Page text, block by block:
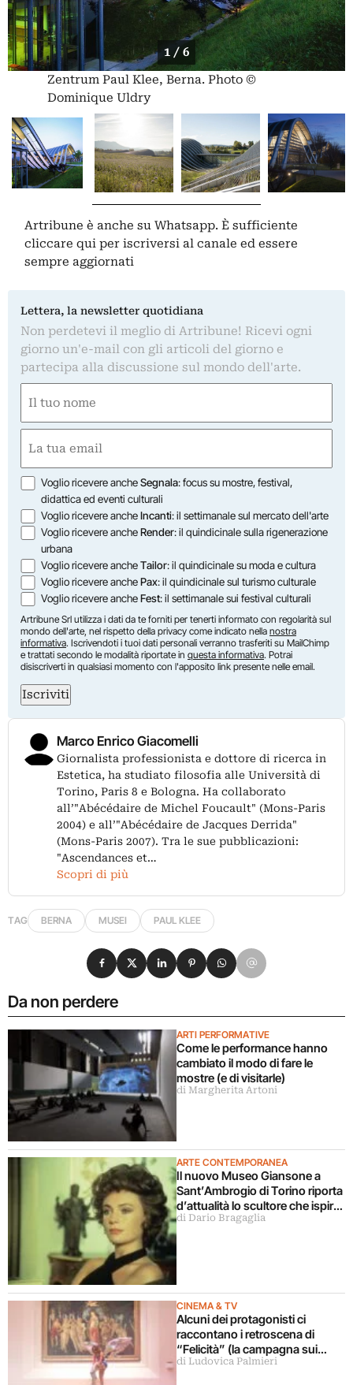
1 / 6
Zentrum Paul Klee, Berna. Photo ©
Dominique Uldry
Artribune è anche su Whatsapp. È sufficiente
cliccare qui per iscriversi al canale ed essere
sempre aggiornati
Lettera, la newsletter quotidiana
Non perdetevi il meglio di Artribune! Ricevi ogni
giorno un'e-mail con gli articoli del giorno e
partecipa alla discussione sul mondo dell'arte.
(Required)
First
(Required)
Opzioni
Voglio ricevere ancheSegnala: focus su mostre, festival,
didattica ed eventi culturali
Voglio ricevere ancheIncanti: il settimanale sul mercato dell'arte
Voglio ricevere ancheRender: il quindicinale sulla rigenerazione
urbana
Voglio ricevere ancheTailor: il quindicinale su moda e cultura
Voglio ricevere anchePax: il quindicinale sul turismo culturale
Voglio ricevere ancheFest: il settimanale sui festival culturali
Artribune Srl utilizza i dati da te forniti per tenerti informato con regolarità sul
mondo dell'arte, nel rispetto della privacy come indicato nella nostra
informativa. Iscrivendoti i tuoi dati personali verranno trasferiti su MailChimp
e trattati secondo le modalità riportate in questa informativa. Potrai
disiscriverti in qualsiasi momento con l'apposito link presente nelle email.
Iscriviti
Marco Enrico Giacomelli
Giornalista professionista e dottore di ricerca in
Estetica, ha studiato filosofia alle Università di
Torino, Paris 8 e Bologna. Ha collaborato
all’"Abécédaire de Michel Foucault" (Mons-Paris
2004) e all’"Abécédaire de Jacques Derrida"
(Mons-Paris 2007). Tra le sue pubblicazioni:
"Ascendances et…
Scopri di più
TAG BERNA MUSEI PAUL KLEE
Da non perdere
ARTI PERFORMATIVE
Come le performance hanno
cambiato il modo di fare le
mostre (e di visitarle)
di Margherita Artoni
ARTE CONTEMPORANEA
Il nuovo Museo Giansone a
Sant’Ambrogio di Torino riporta
d’attualità lo scultore che ispirò
il libro La donna della domenica
di Dario Bragaglia
CINEMA & TV
Alcuni dei protagonisti ci
raccontano i retroscena di
“Felicità” (la campagna sui
musei statali)
di Ludovica Palmieri
Condividi su Facebook
Condividi su X
Condividi su LinkedIn
Condividi su Pinterest
Condividi su WhatsApp
Condividi su Email